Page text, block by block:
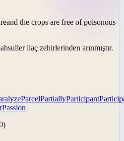
and the crops are free of poisonous
ilaç zehirlerinden arınmıştır.
ParcelPartiallyParticipant
Passion